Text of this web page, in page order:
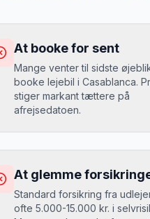
At booke for sent
Mange venter til sidste
booke lejebil i Casablanca.
stiger markant tættere på
afrejsedatoen.
Du betaler 30-50% mere, og
biler er udsolgt.
At glemme
Standard forsikring fra
ofte 5.000-15.000 kr. i